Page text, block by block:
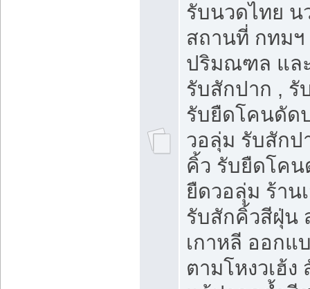
รับนวดไทย น
สถานที่ กทมฯ
ปริมณฑล แล
รับสักปาก , รั
รับยืดโคนดัด
วอลุ่ม รับสักป
คิ้ว รับยืดโค
ยืดวอลุ่ม ร้าน
รับสักคิ้วสีฝุ่น
เกาหลี ออกแ
ตามโหงวเฮ้ง